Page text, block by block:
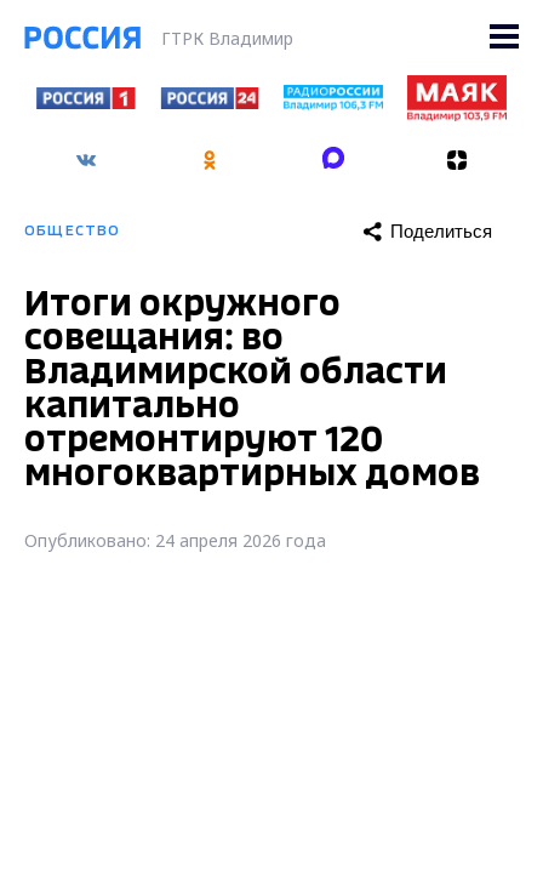
ГТРК Владимир
ОБЩЕСТВО Поделиться
Итоги окружного
совещания: во
Владимирской области
капитально
отремонтируют 120
многоквартирных домов
Опубликовано: 24 апреля 2026 года